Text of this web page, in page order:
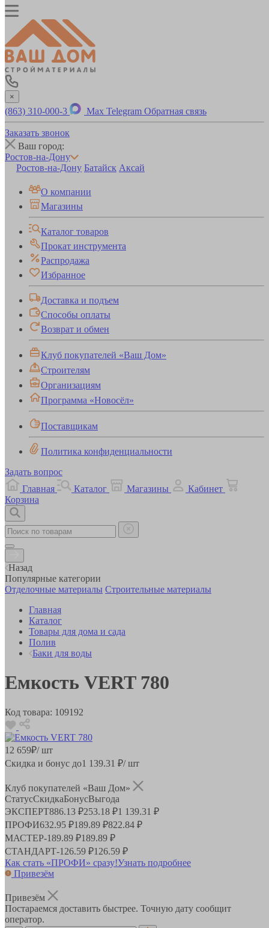
×
(863) 310-000-3 Max Telegram Обратная связь
Заказать звонок
Ваш город:
Ростов-на-Дону
Ростов-на-Дону Батайск Аксай
О компании
Магазины
Каталог товаров
Прокат инструмента
Распродажа
Избранное
Доставка и подъем
Способы оплаты
Возврат и обмен
Клуб покупателей «Ваш Дом»
Строителям
Организациям
Программа «Новосёл»
Поставщикам
Политика конфиденциальности
Задать вопрос
Главная
Каталог Магазины
Кабинет
Корзина
Назад
Популярные категории
Отделочные материалы Строительные материалы
Главная
Каталог
Товары для дома и сада
Полив
Баки для воды
Емкость VERT 780
Код товара: 109192
12 659₽/ шт
Скидка и бонус до1 139.31 ₽/ шт
Клуб покупателей «Ваш Дом»
СтатусСкидкаБонусВыгода
ЭКСПЕРТ886.13 ₽253.18 ₽1 139.31 ₽
ПРОФИ632.95 ₽189.89 ₽822.84 ₽
МАСТЕР-189.89 ₽189.89 ₽
СТАНДАРТ-126.59 ₽126.59 ₽
Как стать «ПРОФИ» сразу!Узнать подробнее
Привезём
Привезём
Постараемся доставить быстрее. Точную дату сообщит
оператор.